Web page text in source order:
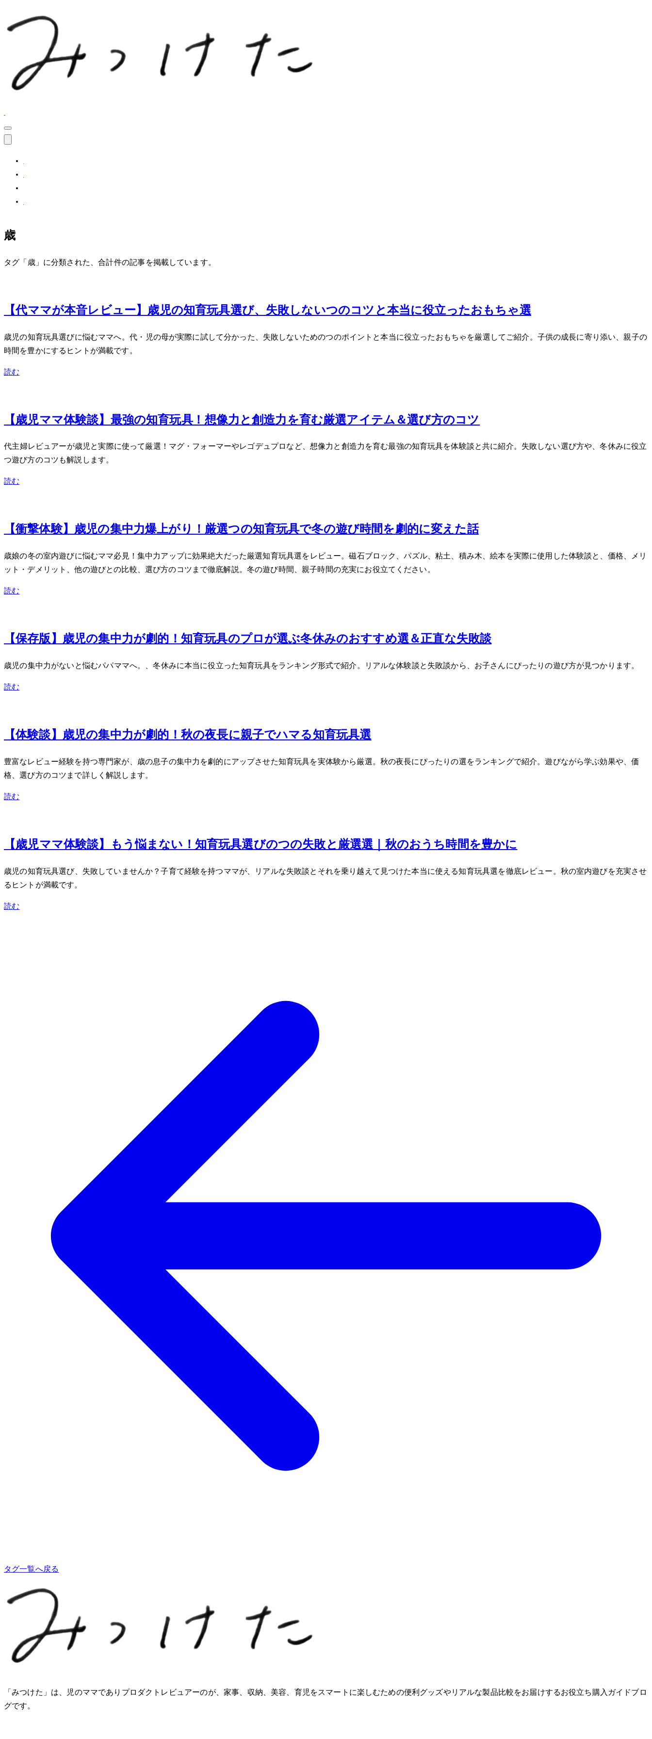
3歳
タグ「3歳」に分類された、合計 6 件の記事を掲載しています。
【40代ママが本音レビュー】3歳児の知育玩具選び、失敗しない7つのコツと本当に役立ったおもちゃ3選
3歳児の知育玩具選びに悩むママへ。40代・2児の母が実際に試して分かった、失敗しないための7つのポイントと本当に役立ったおもちゃを厳選してご紹介。子供の成長に寄り添い、親子の
時間を豊かにするヒントが満載です。
読む
【3歳児ママ体験談】最強の知育玩具TOP5！想像力と創造力を育む厳選アイテム＆選び方のコツ
40代主婦レビュアーが3歳児と実際に使って厳選！マグ・フォーマーやレゴ デュプロなど、想像力と創造力を育む最強の知育玩具TOP5を体験談と共に紹介。失敗しない選び方や、冬休みに役立
つ遊び方のコツも解説します。
読む
【衝撃体験】3歳児の集中力爆上がり！厳選5つの知育玩具で冬の遊び時間を劇的に変えた話
3歳娘の冬の室内遊びに悩むママ必見！集中力アップに効果絶大だった厳選知育玩具5選をレビュー。磁石ブロック、パズル、粘土、積み木、絵本を実際に使用した体験談と、価格、メリ
ット・デメリット、他の遊びとの比較、選び方のコツまで徹底解説。冬の遊び時間、親子時間の充実にお役立てください。
読む
【保存版】3歳児の集中力が劇的UP！知育玩具のプロが選ぶ冬休みのおすすめ5選＆正直な失敗談
3歳児の集中力がない…と悩むパパママへ。、冬休みに本当に役立った知育玩具をランキング形式で紹介。リアルな体験談と失敗談から、お子さんにぴったりの遊び方が見つかります。
読む
【体験談】3歳児の集中力が劇的UP！秋の夜長に親子でハマる知育玩具5選
豊富なレビュー経験を持つ専門家が、3歳の息子の集中力を劇的にアップさせた知育玩具を実体験から厳選。秋の夜長にぴったりの5選をランキングで紹介。遊びながら学ぶ効果や、価
格、選び方のコツまで詳しく解説します。
読む
【3歳児ママ体験談】もう悩まない！知育玩具選びの3つの失敗と厳選7選｜秋のおうち時間を豊かに
3歳児の知育玩具選び、失敗していませんか？子育て経験を持つママが、リアルな失敗談とそれを乗り越えて見つけた本当に使える知育玩具7選を徹底レビュー。秋の室内遊びを充実させ
るヒントが満載です。
読む
タグ一覧へ戻る
「みつけた」は、2児のママでありプロダクトレビュアーのMioが、家事、収納、美容、育児をスマートに楽しむための便利グッズやリアルな製品比較をお届けするお役立ち購入ガイドブロ
グです。